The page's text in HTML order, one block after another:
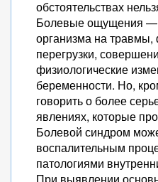
обстоятельствах
Болевые ощущения —
организма на травмы,
перегрузки,
физиологические
беременности. Но,
говорить о более
явлениях, которые
Болевой синдром
воспалительным
патологиями